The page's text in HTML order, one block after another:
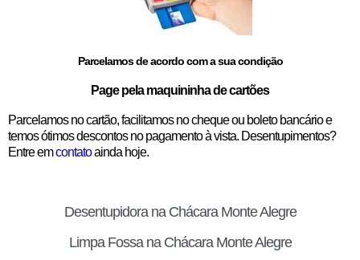
Parcelamos de acordo com a sua condição
Page pela maquininha de cartões
Parcelamos no cartão, facilitamos no cheque ou boleto bancário e
temos ótimos descontos no pagamento à vista. Desentupimentos?
Entre emcontatoainda hoje.
Desentupidora na Chácara Monte Alegre
Limpa Fossa na Chácara Monte Alegre